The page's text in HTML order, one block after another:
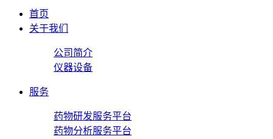
首页
关于我们
公司简介
仪器设备
服务
药物研发服务平台
药物分析服务平台